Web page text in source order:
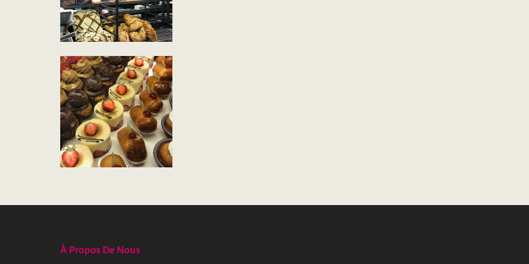
DES PLAISIRS AUSSI
BEAUX QUE BONS
À Propos De Nous